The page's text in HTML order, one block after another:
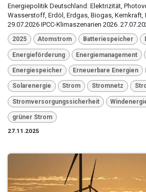
Energiepolitik Deutschland: Elektrizität,
Wasserstoff, Erdöl, Erdgas, Biogas, Kernkraft,
29.07.2026 IPCC-Klimaszenarien 2026.
2025 Atomstrom Batteriespeicher
Energieförderung Energiemanagement
Energiespeicher Erneuerbare Energien
Solarenergie Strom Stromnetz
Stromversorgungssicherheit
grüner Strom
27.11.2025